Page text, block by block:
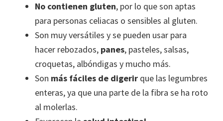
No contienen gluten, por lo que son aptas
para personas celiacas o sensibles al gluten.
Son muy versátiles y se pueden usar para
hacer rebozados, panes, pasteles, salsas,
croquetas, albóndigas y mucho más.
Son más fáciles de digerir que las legumbres
enteras, ya que una parte de la fibra se ha roto
al molerlas.